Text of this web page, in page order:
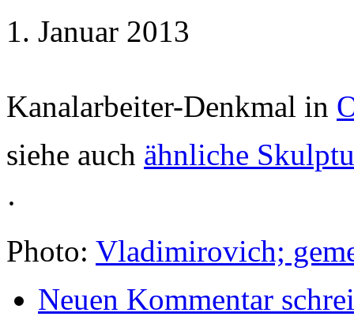
1. Januar 2013
Kanalarbeiter-Denkmal in
siehe auch ähnliche
·
Photo: Vladimirovich;
Neuen Kommentar